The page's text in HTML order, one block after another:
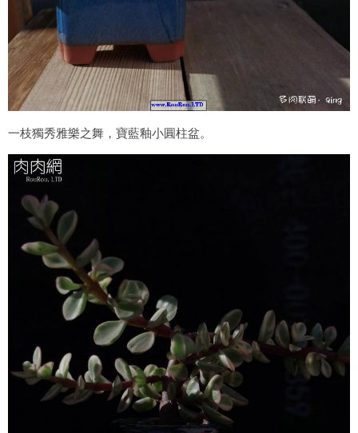
一枝獨秀雅樂之舞，寶藍釉小圓柱盆。